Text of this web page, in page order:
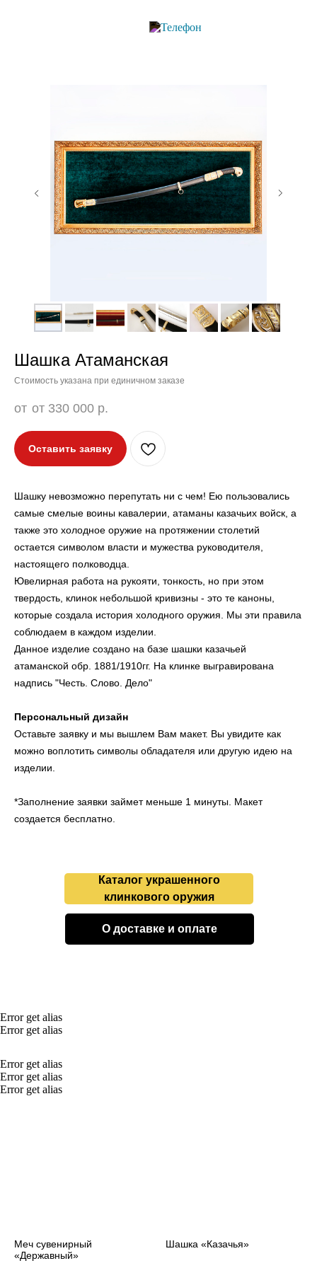
Шашка Атаманская
Стоимость указана при единичном заказе
от 330 000 р.
Оставить заявку
Шашку невозможно перепутать ни с чем! Ею пользовались
самые смелые воины кавалерии, атаманы казачьих войск, а
также это холодное оружие на протяжении столетий
остается символом власти и мужества руководителя,
настоящего полководца.
Ювелирная работа на рукояти, тонкость, но при этом
твердость, клинок небольшой кривизны - это те каноны,
которые создала история холодного оружия. Мы эти правила
соблюдаем в каждом изделии.
Данное изделие создано на базе шашки казачьей
атаманской обр. 1881/1910гг. На клинке выгравирована
надпись "Честь. Слово. Дело"
Персональный дизайн
Оставьте заявку и мы вышлем Вам макет. Вы увидите как
можно воплотить символы обладателя или другую идею на
изделии.
*Заполнение заявки займет меньше 1 минуты. Макет
создается бесплатно.
Каталог украшенного
клинкового оружия
О доставке и оплате
Error get alias
Error get alias
Error get alias
Error get alias
Error get alias
Меч сувенирный
«Державный»
Шашка «Казачья»